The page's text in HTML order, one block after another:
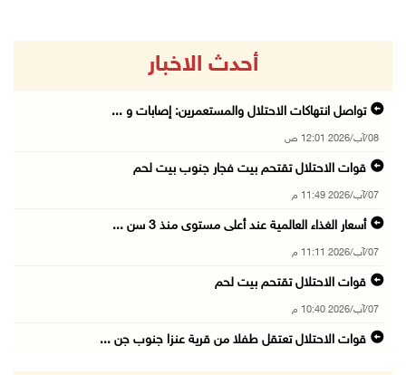
أحدث الاخبار
تواصل انتهاكات الاحتلال والمستعمرين: إصابات و ...
08/آب/2026 12:01 ص
قوات الاحتلال تقتحم بيت فجار جنوب بيت لحم
07/آب/2026 11:49 م
أسعار الغذاء العالمية عند أعلى مستوى منذ 3 سن ...
07/آب/2026 11:11 م
قوات الاحتلال تقتحم بيت لحم
07/آب/2026 10:40 م
قوات الاحتلال تعتقل طفلا من قرية عنزا جنوب جن ...